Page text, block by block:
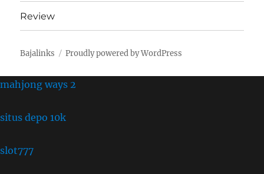
Review
Bajalinks Proudly powered by WordPress
mahjong ways 2
situs depo 10k
slot777